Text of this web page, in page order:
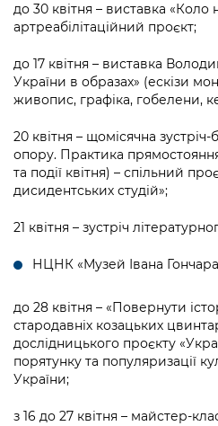
до 30 квітня – виставка «Коло
артреабілітаційний проєкт;
до 17 квітня – виставка
України в образах» (ескізи
живопис, графіка, гобелени,
20 квітня – щомісячна
опору. Практика
та події квітня) – спільний
дисидентських студій»;
21 квітня – зустріч
НЦНК «Музей Івана
до 28 квітня – «Повернути
стародавніх козацьких
дослідницького проєкту
порятунку та популяризації
України;
з 16 до 27 квітня – майстер-